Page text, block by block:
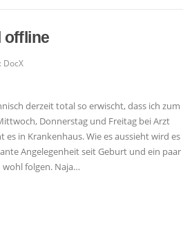
offline
DocX
derzeit total so erwischt, dass ich zum
Donnerstag und Freitag bei Arzt
es in Krankenhaus. Wie es aussieht wird es
Angelegenheit seit Geburt und ein paar
wohl folgen. Naja…